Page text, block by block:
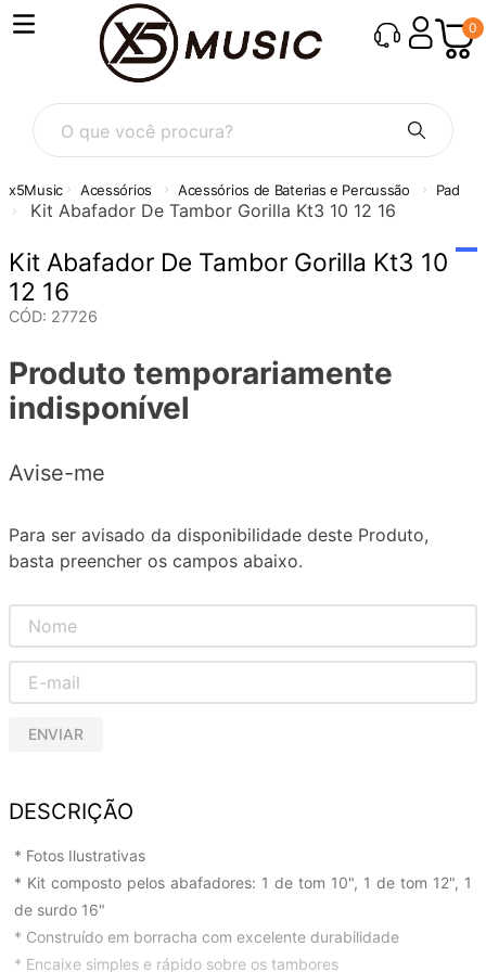
0
O que você procura?
Acessórios Acessórios de Baterias e Percussão Pad
Kit Abafador De Tambor Gorilla Kt3 10 12 16
Kit Abafador De Tambor Gorilla Kt3 10
12 16
CÓD: 27726
Produto temporariamente
indisponível
Avise-me
Para ser avisado da disponibilidade deste Produto,
basta preencher os campos abaixo.
ENVIAR
DESCRIÇÃO
* Fotos Ilustrativas
* Kit composto pelos abafadores: 1 de tom 10", 1 de tom 12", 1
de surdo 16"
* Construído em borracha com excelente durabilidade
* Encaixe simples e rápido sobre os tambores